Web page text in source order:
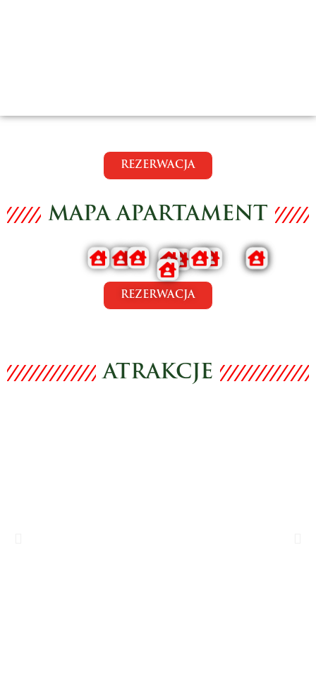
REZERWACJA
MAPA APARTAMENT
REZERWACJA
ATRAKCJE